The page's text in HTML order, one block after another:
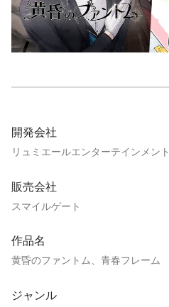
開発会社
リュミエールエンターテインメント
販売会社
スマイルゲート
作品名
黄昏のファントム、青春フレーム
ジャンル